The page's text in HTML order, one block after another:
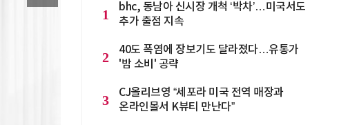
1
bhc, 동남아 신시장 개척 ‘박차’…미국서도
추가 출점 지속
2
40도 폭염에 장보기도 달라졌다…유통가
'밤 소비' 공략
3
CJ올리브영 “세포라 미국 전역 매장과
온라인몰서 K뷰티 만난다”